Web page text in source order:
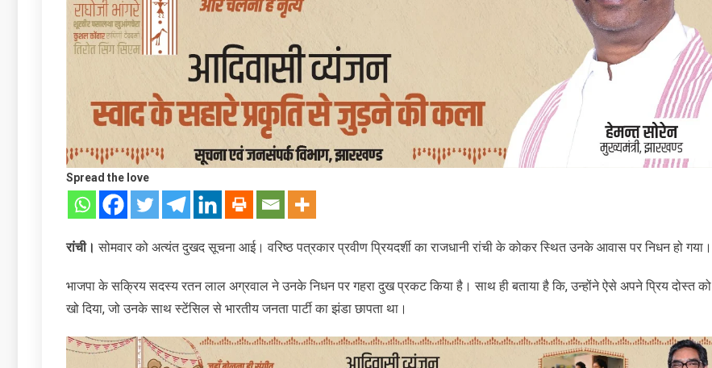
Spread the love
रांची। सोमवार को अत्यंत दुखद सूचना आई। वरिष्ठ पत्रकार प्रवीण प्रियदर्शी का राजधानी रांची के कोकर स्थित उनके आवास पर निधन हो गया।
भाजपा के सक्रिय सदस्य रतन लाल अग्रवाल ने उनके निधन पर गहरा दुख प्रकट किया है। साथ ही बताया है कि, उन्होंने ऐसे अपने प्रिय दोस्त को
खो दिया, जो उनके साथ स्टेंसिल से भारतीय जनता पार्टी का झंडा छापता था।